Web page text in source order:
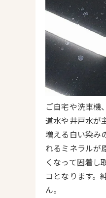
ご自宅や洗車機
道水や井戸水が
増える白い染み
れるミネラルが
くなって固着し
コとなります。
ん。